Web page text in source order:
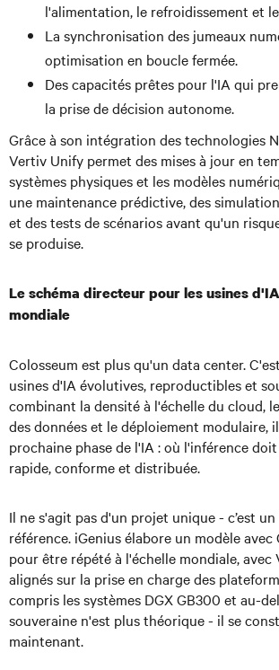
l'alimentation, le refroidissement et
La synchronisation des jumeaux
optimisation en boucle fermée.
Des capacités prêtes pour l'IA qui
la prise de décision autonome.
Grâce à son intégration des technologies
Vertiv Unify permet des mises à jour en
systèmes physiques et les modèles
une maintenance prédictive, des
et des tests de scénarios avant qu'un
se produise.
Le schéma directeur pour les usines
mondiale
Colosseum est plus qu'un data center.
usines d'IA évolutives, reproductibles et
combinant la densité à l'échelle du cloud,
des données et le déploiement modulaire,
prochaine phase de l'IA : où l'inférence
rapide, conforme et distribuée.
Il ne s'agit pas d'un projet unique - c’est
référence. iGenius élabore un modèle avec
pour être répété à l'échelle mondiale, avec
alignés sur la prise en charge des
compris les systèmes DGX GB300 et au-
souveraine n'est plus théorique - il se
maintenant.